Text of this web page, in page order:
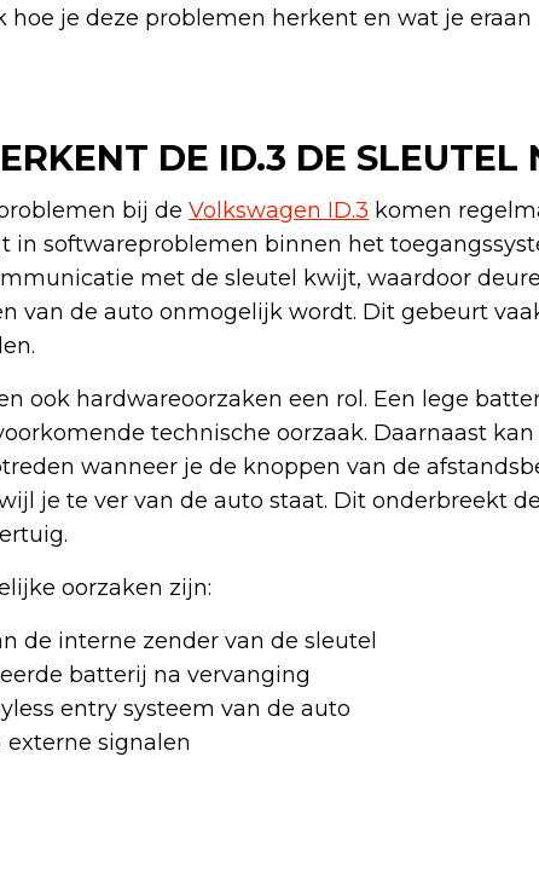
hoe je deze problemen herkent en wat je eraan
DE ID.3 DE SLEUTEL
bij de Volkswagen ID.3 komen
in softwareproblemen binnen het
met de sleutel kwijt, waardoor
van de auto onmogelijk wordt. Dit gebeurt
ook hardwareoorzaken een rol. Een lege
technische oorzaak. Daarnaast kan
wanneer je de knoppen van de
je te ver van de auto staat. Dit onderbreekt
oorzaken zijn:
de interne zender van de sleutel
batterij na vervanging
entry systeem van de auto
signalen